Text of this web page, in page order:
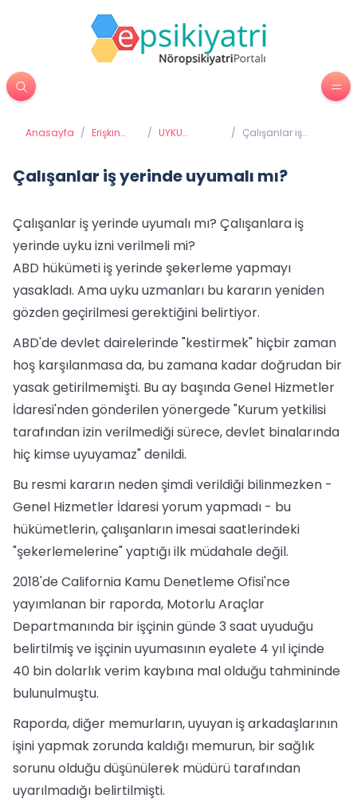
Anasayfa / Erişkin
/ UYKU
/ Çalışanlar iş
Çalışanlar iş yerinde uyumalı mı?
Çalışanlar iş yerinde uyumalı mı? Çalışanlara iş
yerinde uyku izni verilmeli mi?
ABD hükümeti iş yerinde şekerleme yapmayı
yasakladı. Ama uyku uzmanları bu kararın yeniden
gözden geçirilmesi gerektiğini belirtiyor.
ABD'de devlet dairelerinde "kestirmek" hiçbir zaman
hoş karşılanmasa da, bu zamana kadar doğrudan bir
yasak getirilmemişti. Bu ay başında Genel Hizmetler
İdaresi'nden gönderilen yönergede "Kurum yetkilisi
tarafından izin verilmediği sürece, devlet binalarında
hiç kimse uyuyamaz" denildi.
Bu resmi kararın neden şimdi verildiği bilinmezken -
Genel Hizmetler İdaresi yorum yapmadı - bu
hükümetlerin, çalışanların imesai saatlerindeki
"şekerlemelerine" yaptığı ilk müdahale değil.
2018'de California Kamu Denetleme Ofisi'nce
yayımlanan bir raporda, Motorlu Araçlar
Departmanında bir işçinin günde 3 saat uyuduğu
belirtilmiş ve işçinin uyumasının eyalete 4 yıl içinde
40 bin dolarlık verim kaybına mal olduğu tahmininde
bulunulmuştu.
Raporda, diğer memurların, uyuyan iş arkadaşlarının
işini yapmak zorunda kaldığı memurun, bir sağlık
sorunu olduğu düşünülerek müdürü tarafından
uyarılmadığı belirtilmişti.